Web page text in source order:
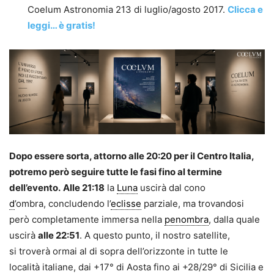
Coelum Astronomia 213 di luglio/agosto 2017. Clicca e
leggi… è gratis!
Dopo essere sorta, attorno alle 20:20 per il Centro Italia,
potremo però seguire tutte le fasi fino al termine
dell’evento. Alle 21:18 la Luna uscirà dal cono
d’ombra, concludendo l’eclisse parziale, ma trovandosi
però completamente immersa nella penombra, dalla quale
uscirà alle 22:51. A questo punto, il nostro satellite,
si troverà ormai al di sopra dell’orizzonte in tutte le
località italiane, dai +17° di Aosta fino ai +28/29° di Sicilia e